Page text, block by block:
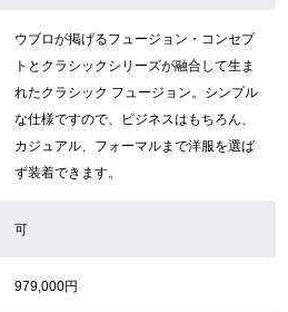
公式ブログ
SNS・動画
ウブロが掲げるフュージョン・コンセプ
トとクラシックシリーズが融合して生ま
れたクラシック フュージョン。シンプル
な仕様ですので、ビジネスはもちろん、
カジュアル、フォーマルまで洋服を選ば
ず装着できます。
可
979,000円